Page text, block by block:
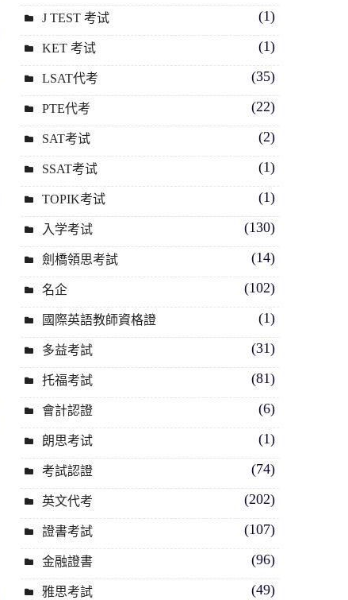
J TEST 考试 (1)
KET 考试 (1)
LSAT代考 (35)
PTE代考 (22)
SAT考试 (2)
SSAT考试 (1)
TOPIK考试 (1)
入学考试 (130)
劍橋領思考試 (14)
名企 (102)
國際英語教師資格證 (1)
多益考試 (31)
托福考試 (81)
會計認證 (6)
朗思考试 (1)
考試認證 (74)
英文代考 (202)
證書考試 (107)
金融證書 (96)
雅思考試 (49)